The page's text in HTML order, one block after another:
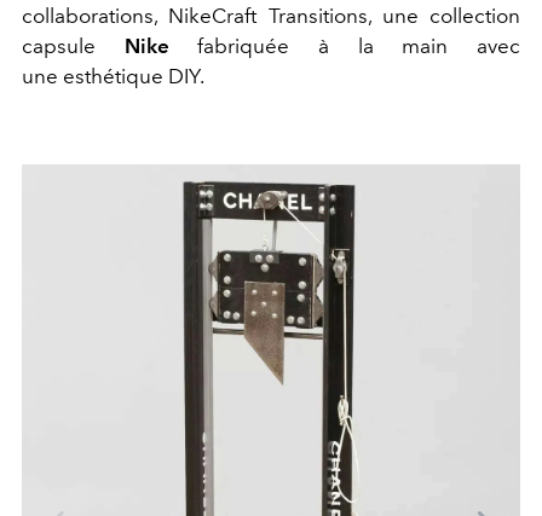
collaborations, NikeCraft Transitions, une collection
capsule Nike fabriquée à la main avec
une esthétique DIY.